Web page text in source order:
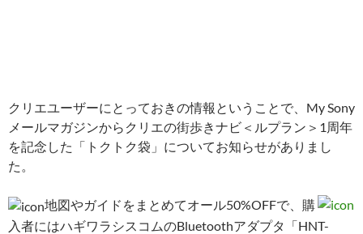
クリエユーザーにとっておきの情報ということで、My Sony
メールマガジンからクリエの街歩きナビ＜ルプラン＞1周年
を記念した「トクトク袋」についてお知らせがありまし
た。
地図やガイドをまとめてオール50%OFFで、購
入者にはハギワラシスコムのBluetoothアダプタ「HNT-